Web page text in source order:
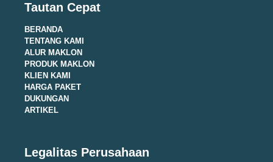
Tautan Cepat
BERANDA
TENTANG KAMI
ALUR MAKLON
PRODUK MAKLON
KLIEN KAMI
HARGA PAKET
DUKUNGAN
ARTIKEL
Legalitas Perusahaan